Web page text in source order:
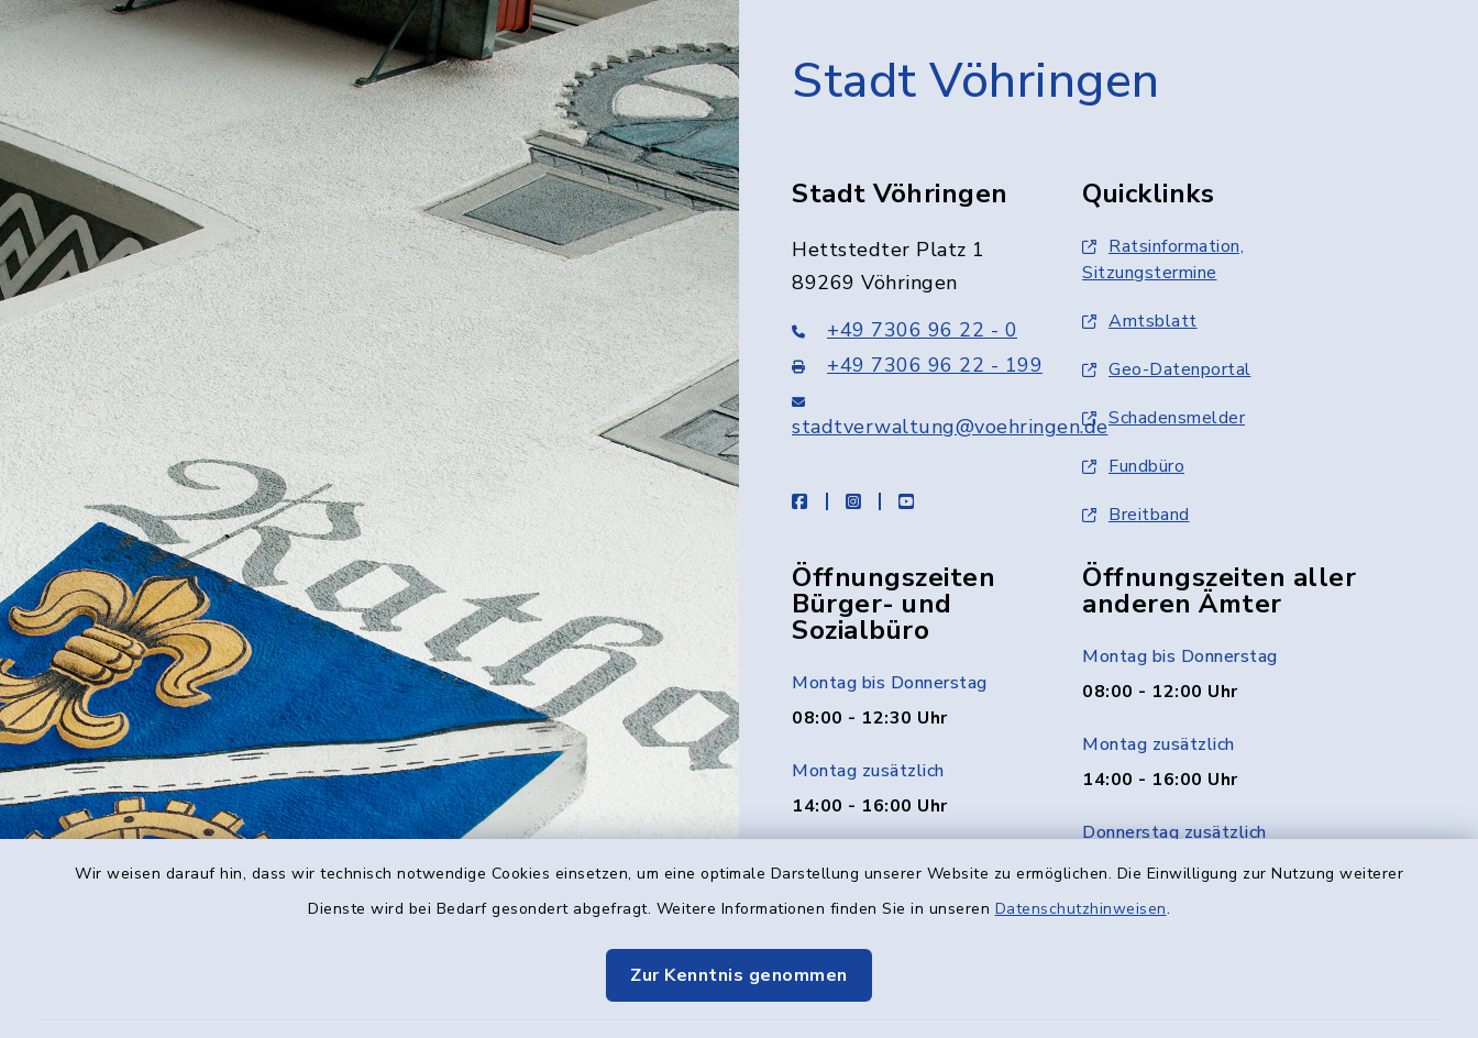
Wir weisen darauf hin, dass wir technisch notwendige Cookies einsetzen, um eine optimale Darstellung unserer Website zu ermöglichen. Die Einwilligung zur Nutzung weiterer
Dienste wird bei Bedarf gesondert abgefragt. Weitere Informationen finden Sie in unseren Datenschutzhinweisen.
Zur Kenntnis genommen
Stadt Vöhringen
Stadt Vöhringen
Hettstedter Platz 1
89269 Vöhringen
+49 7306 96 22 - 0
+49 7306 96 22 - 199
stadtverwaltung@voehringen.de
facebookinstagramyoutube
Quicklinks
Ratsinformation,
Sitzungstermine
Amtsblatt
Geo-Datenportal
Schadensmelder
Fundbüro
Breitband
Öffnungszeiten
Bürger- und
Sozialbüro
Montag bis Donnerstag
08:00 - 12:30 Uhr
Montag zusätzlich
14:00 - 16:00 Uhr
Freitag
08:00 - 12:00 Uhr
Öffnungszeiten aller
anderen Ämter
Montag bis Donnerstag
08:00 - 12:00 Uhr
Montag zusätzlich
14:00 - 16:00 Uhr
Donnerstag zusätzlich
14:00 - 18:00 Uhr
Freitag